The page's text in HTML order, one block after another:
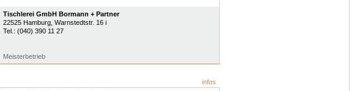
Tischlerei GmbH Bormann + Partner
22525 Hamburg, Warnstedtstr. 16 i
Tel.: (040) 390 11 27
Meisterbetrieb
infos